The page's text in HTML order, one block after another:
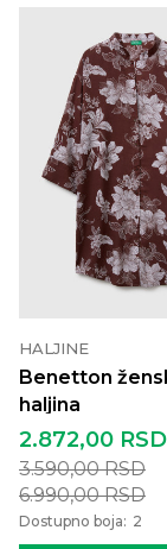
HALJINE
Benetton
haljina
2.872,00 RSD
3.590,00RSD
6.990,00RSD
Dostupno boja: 2